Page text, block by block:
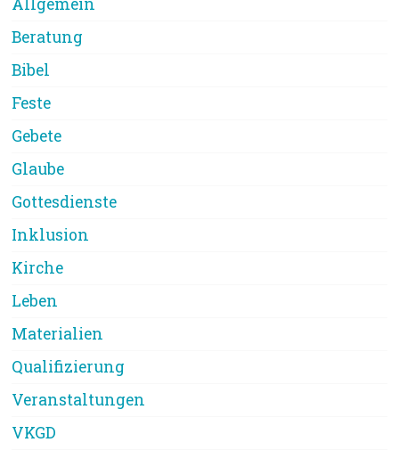
Beratung
Bibel
Feste
Gebete
Glaube
Gottesdienste
Inklusion
Kirche
Leben
Materialien
Qualifizierung
Veranstaltungen
VKGD